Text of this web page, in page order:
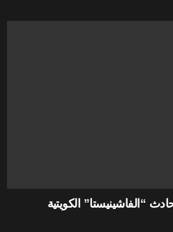
“الفاشينيستا” الكويتية